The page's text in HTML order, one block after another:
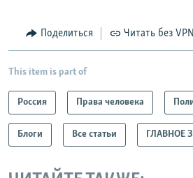
Поделиться Читать без VPN
This item is part of
Россия Права человека
Блоги Все статьи ГЛАВНОЕ